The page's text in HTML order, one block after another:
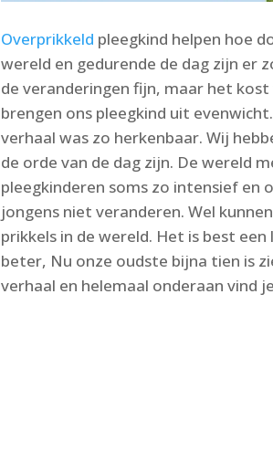
Overprikkeld pleegkind helpen hoe
wereld en gedurende de dag zijn er
de veranderingen fijn, maar het
brengen ons pleegkind uit
verhaal was zo herkenbaar. Wij
de orde van de dag zijn. De wereld
pleegkinderen soms zo intensief en
jongens niet veranderen. Wel
prikkels in de wereld. Het is best
beter, Nu onze oudste bijna tien is
verhaal en helemaal onderaan vind